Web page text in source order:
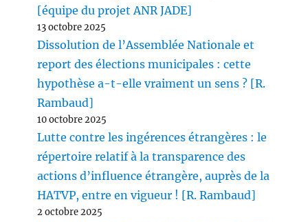
[équipe du projet ANR JADE]
13 octobre 2025
Dissolution de l’Assemblée Nationale et
report des élections municipales : cette
hypothèse a-t-elle vraiment un sens ? [R.
Rambaud]
10 octobre 2025
Lutte contre les ingérences étrangères : le
répertoire relatif à la transparence des
actions d’influence étrangère, auprès de la
HATVP, entre en vigueur ! [R. Rambaud]
2 octobre 2025